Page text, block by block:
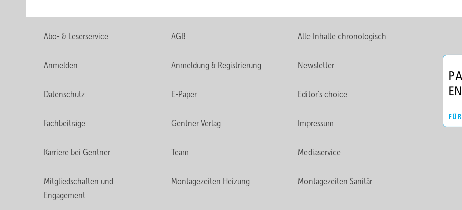
Abo- & Leserservice AGB Alle Inhalte chronologisch
Anmelden Anmeldung & Registrierung Newsletter
Datenschutz E-Paper Editor's choice
Fachbeiträge Gentner Verlag Impressum
Karriere bei Gentner Team Mediaservice
Mitgliedschaften und
Engagement
Montagezeiten Heizung Montagezeiten Sanitär